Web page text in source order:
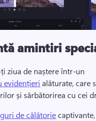
amintiri
ziua de naștere într-un
evidențieri alăturate, care
și sărbătorirea cu cei
de călătorie